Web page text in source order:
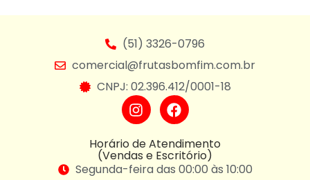
(51) 3326-0796
comercial@frutasbomfim.com.br
CNPJ: 02.396.412/0001-18
Horário de Atendimento
(Vendas e Escritório)
Segunda-feira das 00:00 às 10:00